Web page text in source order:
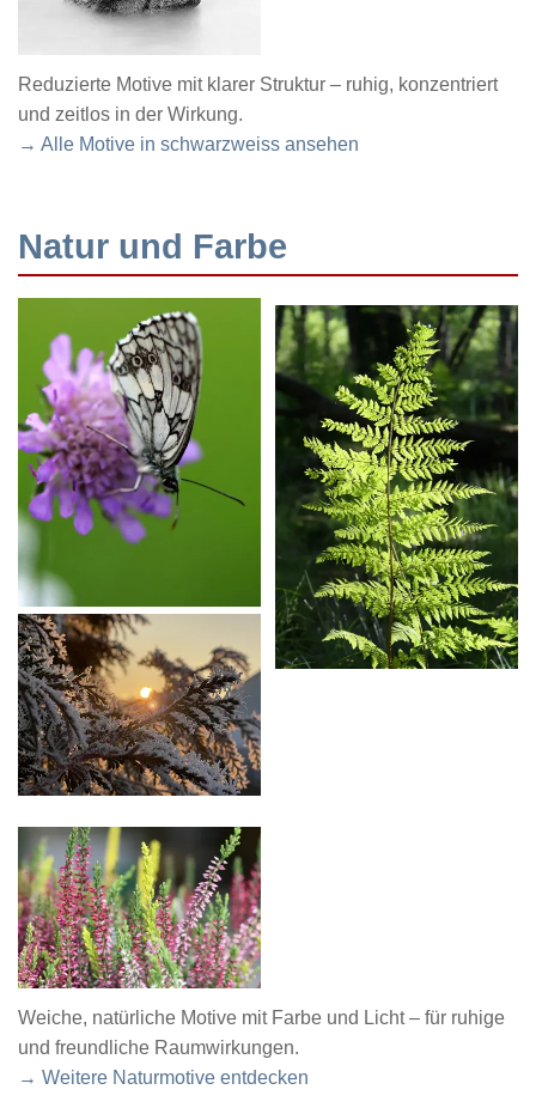
Reduzierte Motive mit klarer Struktur – ruhig, konzentriert
und zeitlos in der Wirkung.
→ Alle Motive in schwarzweiss ansehen
Natur und Farbe
Weiche, natürliche Motive mit Farbe und Licht – für ruhige
und freundliche Raumwirkungen.
→ Weitere Naturmotive entdecken